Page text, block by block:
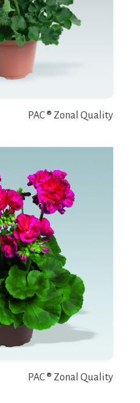
PAC ® Zonal Quality
PAC ® Zonal Quality